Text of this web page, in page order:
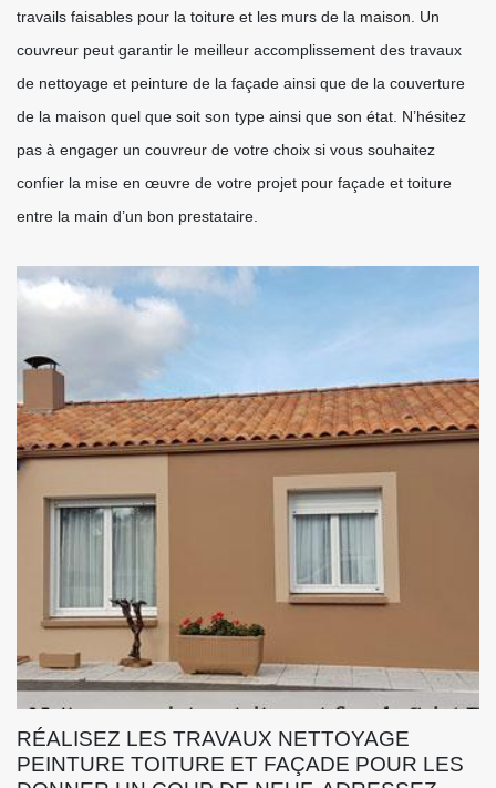
travails faisables pour la toiture et les murs de la maison. Un
couvreur peut garantir le meilleur accomplissement des travaux
de nettoyage et peinture de la façade ainsi que de la couverture
de la maison quel que soit son type ainsi que son état. N’hésitez
pas à engager un couvreur de votre choix si vous souhaitez
confier la mise en œuvre de votre projet pour façade et toiture
entre la main d’un bon prestataire.
RÉALISEZ LES TRAVAUX NETTOYAGE
PEINTURE TOITURE ET FAÇADE POUR LES